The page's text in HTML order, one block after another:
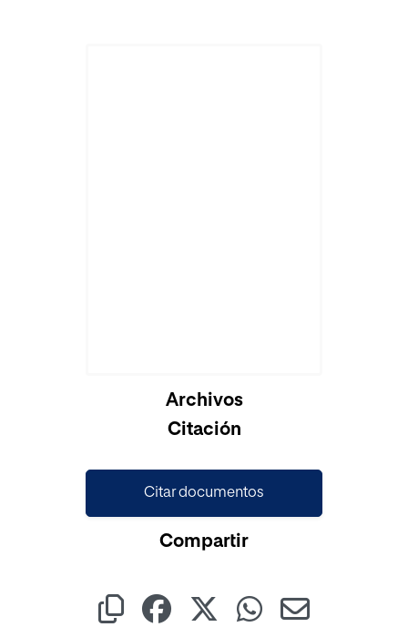
Archivos
Citación
Citar documentos
Compartir